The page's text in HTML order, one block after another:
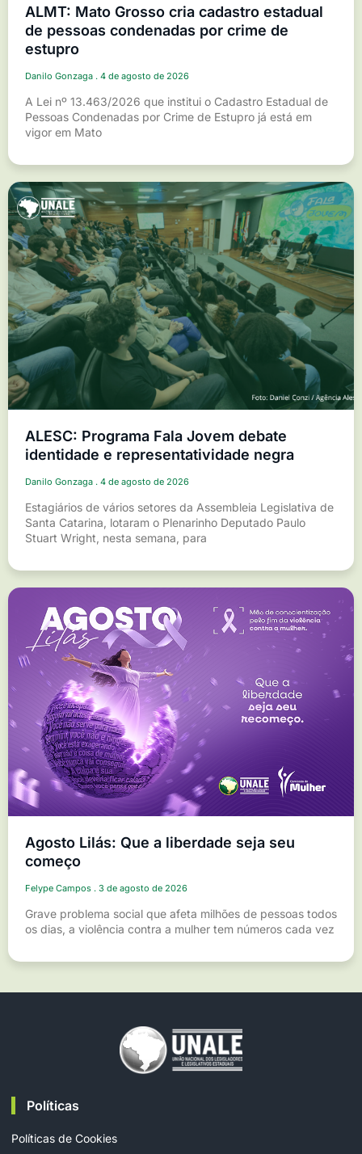
ALMT: Mato Grosso cria cadastro estadual
de pessoas condenadas por crime de
estupro
Danilo Gonzaga 4 de agosto de 2026
A Lei nº 13.463/2026 que institui o Cadastro Estadual de
Pessoas Condenadas por Crime de Estupro já está em
vigor em Mato
ALESC: Programa Fala Jovem debate
identidade e representatividade negra
Danilo Gonzaga 4 de agosto de 2026
Estagiários de vários setores da Assembleia Legislativa de
Santa Catarina, lotaram o Plenarinho Deputado Paulo
Stuart Wright, nesta semana, para
Agosto Lilás: Que a liberdade seja seu
começo
Felype Campos 3 de agosto de 2026
Grave problema social que afeta milhões de pessoas todos
os dias, a violência contra a mulher tem números cada vez
Políticas
Políticas de Cookies